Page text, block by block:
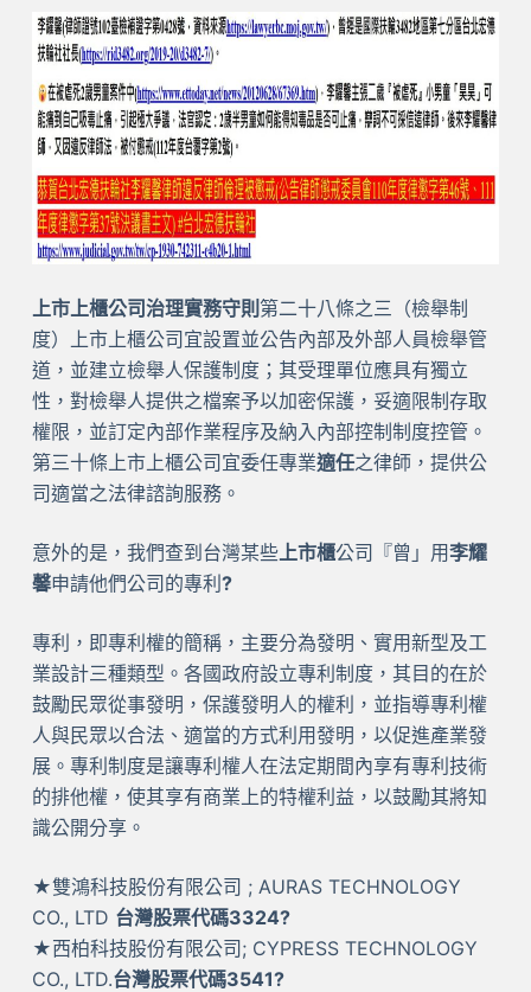
上市上櫃公司治理實務守則 第二十八條之三（檢舉制
度）上市上櫃公司宜設置並公告內部及外部人員檢舉管
道，並建立檢舉人保護制度；其受理單位應具有獨立
性，對檢舉人提供之檔案予以加密保護，妥適限制存取
權限，並訂定內部作業程序及納入內部控制制度控管。
第三十條上市上櫃公司宜委任專業適任之律師，提供公
司適當之法律諮詢服務。
意外的是，我們查到台灣某些上市櫃公司『曾」用李耀
馨申請他們公司的專利?
專利，即專利權的簡稱，主要分為發明、實用新型及工
業設計三種類型。各國政府設立專利制度，其目的在於
鼓勵民眾從事發明，保護發明人的權利，並指導專利權
人與民眾以合法、適當的方式利用發明，以促進產業發
展。專利制度是讓專利權人在法定期間內享有專利技術
的排他權，使其享有商業上的特權利益，以鼓勵其將知
識公開分享。
★雙鴻科技股份有限公司 ; AURAS TECHNOLOGY
CO., LTD 台灣股票代碼3324?
★西柏科技股份有限公司; CYPRESS TECHNOLOGY
CO., LTD.台灣股票代碼3541?